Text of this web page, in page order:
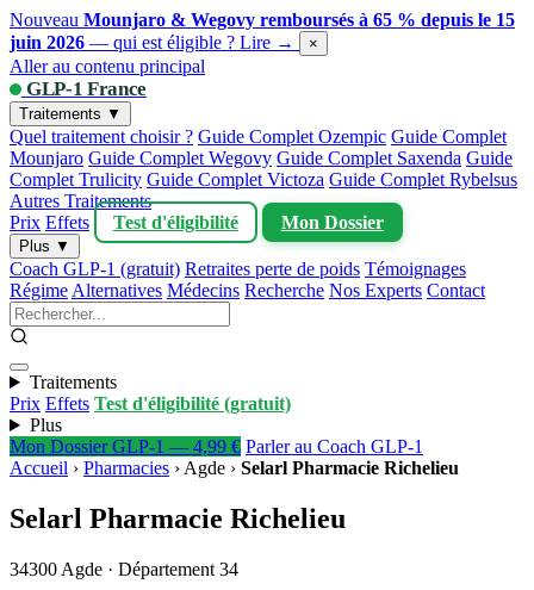
Nouveau Mounjaro & Wegovy remboursés à 65 % depuis le 15
juin 2026 — qui est éligible ? Lire → ×
Aller au contenu principal
GLP-1 France
Traitements ▼
Quel traitement choisir ? Guide Complet Ozempic Guide Complet
Mounjaro Guide Complet Wegovy Guide Complet Saxenda Guide
Complet Trulicity Guide Complet Victoza Guide Complet Rybelsus
Autres Traitements
Prix Effets Test d'éligibilité Mon Dossier
Plus ▼
Coach GLP-1 (gratuit) Retraites perte de poids Témoignages
Régime Alternatives Médecins Recherche Nos Experts Contact
Traitements
Prix Effets Test d'éligibilité (gratuit)
Plus
Mon Dossier GLP-1 — 4,99 € Parler au Coach GLP-1
Accueil › Pharmacies › Agde › Selarl Pharmacie Richelieu
Selarl Pharmacie Richelieu
34300 Agde · Département 34